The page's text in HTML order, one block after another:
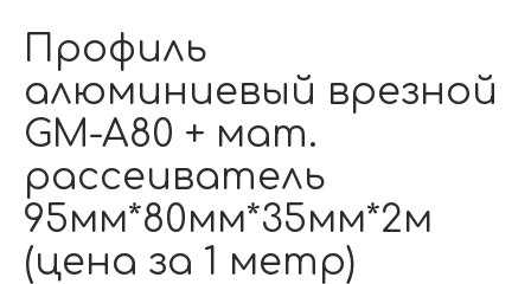
Профиль
алюминиевый врезной
GM-A80 + мат.
рассеиватель
95мм*80мм*35мм*2м
(цена за 1 метр)